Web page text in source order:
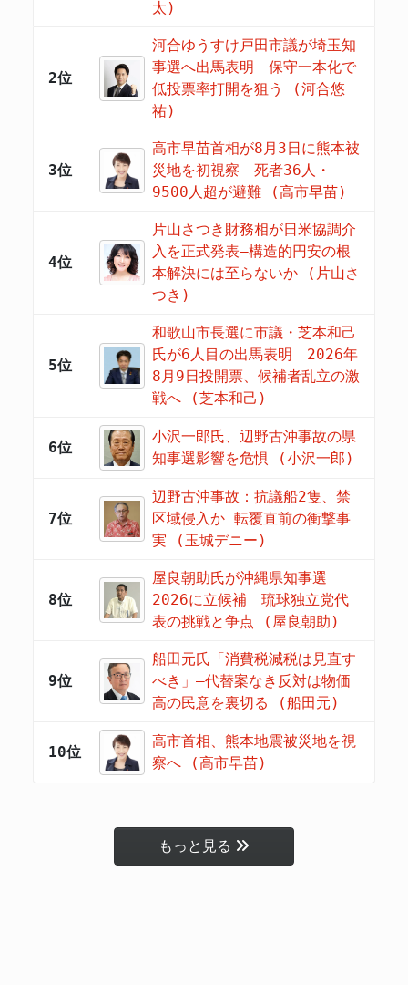
太)
2位
河合ゆうすけ戸田市議が埼玉知
事選へ出馬表明 保守一本化で
低投票率打開を狙う (河合悠
祐)
3位
高市早苗首相が8月3日に熊本被
災地を初視察 死者36人・
9500人超が避難 (高市早苗)
4位
片山さつき財務相が日米協調介
入を正式発表―構造的円安の根
本解決には至らないか (片山さ
つき)
5位
和歌山市長選に市議・芝本和己
氏が6人目の出馬表明 2026年
8月9日投開票、候補者乱立の激
戦へ (芝本和己)
6位
小沢一郎氏、辺野古沖事故の県
知事選影響を危惧 (小沢一郎)
7位
辺野古沖事故：抗議船2隻、禁
区域侵入か 転覆直前の衝撃事
実 (玉城デニー)
8位
屋良朝助氏が沖縄県知事選
2026に立候補 琉球独立党代
表の挑戦と争点 (屋良朝助)
9位
船田元氏「消費税減税は見直す
べき」―代替案なき反対は物価
高の民意を裏切る (船田元)
10位
高市首相、熊本地震被災地を視
察へ (高市早苗)
もっと見る